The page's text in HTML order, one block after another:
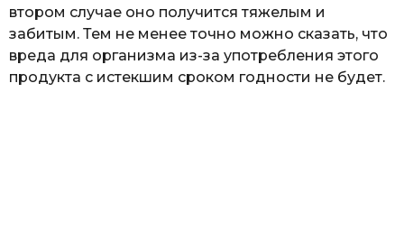
втором случае оно получится тяжелым и
забитым. Тем не менее точно можно сказать, что
вреда для организма из-за употребления этого
продукта с истекшим сроком годности не будет.